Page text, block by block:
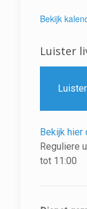
Bekijk
Luister
Bekijk hier
Reguliere
tot 11:00